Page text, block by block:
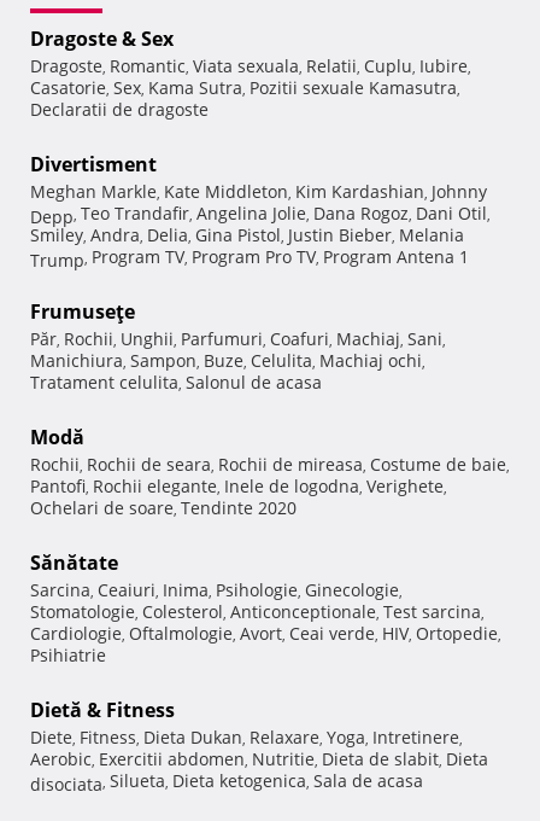
Dragoste & Sex
Dragoste, Romantic, Viata sexuala, Relatii, Cuplu, Iubire,
Casatorie, Sex, Kama Sutra, Pozitii sexuale Kamasutra,
Declaratii de dragoste
Divertisment
Meghan Markle, Kate Middleton, Kim Kardashian, Johnny
Depp, Teo Trandafir, Angelina Jolie, Dana Rogoz, Dani Otil,
Smiley, Andra, Delia, Gina Pistol, Justin Bieber, Melania
Trump, Program TV, Program Pro TV, Program Antena 1
Frumuseţe
Păr, Rochii, Unghii, Parfumuri, Coafuri, Machiaj, Sani,
Manichiura, Sampon, Buze, Celulita, Machiaj ochi,
Tratament celulita, Salonul de acasa
Modă
Rochii, Rochii de seara, Rochii de mireasa, Costume de baie,
Pantofi, Rochii elegante, Inele de logodna, Verighete,
Ochelari de soare, Tendinte 2020
Sănătate
Sarcina, Ceaiuri, Inima, Psihologie, Ginecologie,
Stomatologie, Colesterol, Anticonceptionale, Test sarcina,
Cardiologie, Oftalmologie, Avort, Ceai verde, HIV, Ortopedie,
Psihiatrie
Dietă & Fitness
Diete, Fitness, Dieta Dukan, Relaxare, Yoga, Intretinere,
Aerobic, Exercitii abdomen, Nutritie, Dieta de slabit, Dieta
disociata, Silueta, Dieta ketogenica, Sala de acasa